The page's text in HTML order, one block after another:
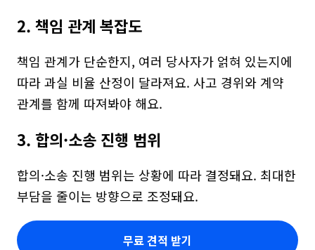
2. 책임 관계 복잡도
책임 관계가 단순한지, 여러 당사자가 얽혀 있는지에
따라 과실 비율 산정이 달라져요. 사고 경위와 계약
관계를 함께 따져봐야 해요.
3. 합의·소송 진행 범위
합의·소송 진행 범위는 상황에 따라 결정돼요. 최대한
부담을 줄이는 방향으로 조정돼요.
무료 견적 받기